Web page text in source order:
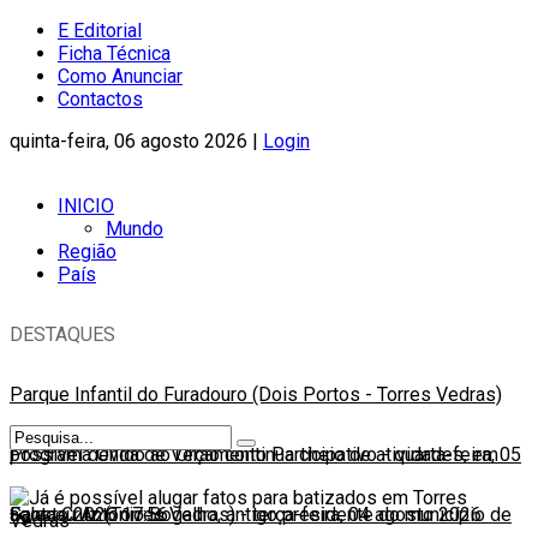
E Editorial
Ficha Técnica
Como Anunciar
Contactos
quinta-feira, 06 agosto 2026 | Login
INICIO
Mundo
Região
País
DESTAQUES
Parque Infantil do Furadouro (Dois Portos - Torres Vedras)
possível devido ao Orçamento Participativo-quarta-feira, 05
agosto 2026 17:56
Programa Onda de Verão continua cheio de atividades, em
Santa Cruz (Torres Vedras)-terça-feira, 04 agosto 2026
Faleceu António Bogalho, antigo presidente do município de